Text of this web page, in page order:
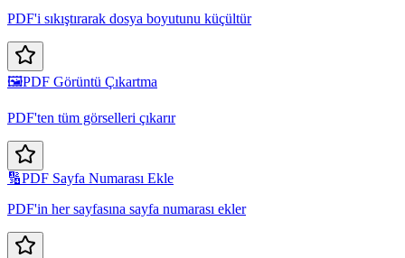
PDF'i sıkıştırarak dosya boyutunu küçültür
🖼️PDF Görüntü Çıkartma
PDF'ten tüm görselleri çıkarır
🔢PDF Sayfa Numarası Ekle
PDF'in her sayfasına sayfa numarası ekler